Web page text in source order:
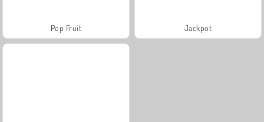
Pop Fruit Jackpot